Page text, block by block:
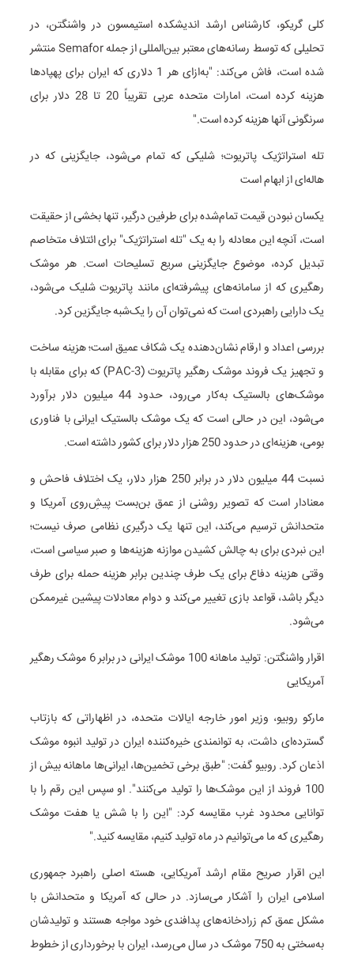
کلی گریکو، کارشناس ارشد اندیشکده استیمسون در واشنگتن، در
تحلیلی که توسط رسانه‌های معتبر بین‌المللی از جمله Semafor منتشر
شده است، فاش می‌کند: "به‌ازای هر 1 دلاری که ایران برای پهپادها
هزینه کرده است، امارات متحده عربی تقریباً 20 تا 28 دلار برای
سرنگونی آنها هزینه کرده است."
تله استراتژیک پاتریوت؛ شلیکی که تمام می‌شود، جایگزینی که در
هاله‌ای از ابهام است
یکسان نبودن قیمت تمام‌شده برای طرفین درگیر، تنها بخشی از حقیقت
است، آنچه این معادله را به یک "تله استراتژیک" برای ائتلاف متخاصم
تبدیل کرده، موضوع جایگزینی سریع تسلیحات است. هر موشک
رهگیری که از سامانه‌های پیشرفته‌ای مانند پاتریوت شلیک می‌شود،
یک دارایی راهبردی است که نمی‌توان آن را یک‌شبه جایگزین کرد.
بررسی اعداد و ارقام نشان‌دهنده یک شکاف عمیق است؛ هزینه ساخت
و تجهیز یک فروند موشک رهگیر پاتریوت (PAC-3) که برای مقابله با
موشک‌های بالستیک به‌کار می‌رود، حدود 44 میلیون دلار برآورد
می‌شود، این در حالی است که یک موشک بالستیک ایرانی با فناوری
بومی، هزینه‌ای در حدود 250 هزار دلار برای کشور داشته است.
نسبت 44 میلیون دلار در برابر 250 هزار دلار، یک اختلاف فاحش و
معنادار است که تصویر روشنی از عمق بن‌بست پیشِ‌روی آمریکا و
متحدانش ترسیم می‌کند، این تنها یک درگیری نظامی صرف نیست؛
این نبردی برای به چالش کشیدن موازنه هزینه‌ها و صبر سیاسی است،
وقتی هزینه دفاع برای یک طرف چندین برابر هزینه حمله برای طرف
دیگر باشد، قواعد بازی تغییر می‌کند و دوام معادلات پیشین غیرممکن
می‌شود.
اقرار واشنگتن: تولید ماهانه 100 موشک ایرانی در برابر 6 موشک رهگیر
آمریکایی
مارکو روبیو، وزیر امور خارجه ایالات متحده، در اظهاراتی که بازتاب
گسترده‌ای داشت، به توانمندی خیره‌کننده ایران در تولید انبوه موشک
اذعان کرد. روبیو گفت: "طبق برخی تخمین‌ها، ایرانی‌ها ماهانه بیش از
100 فروند از این موشک‌ها را تولید می‌کنند". او سپس این رقم را با
توانایی محدود غرب مقایسه کرد: "این را با شش یا هفت موشک
رهگیری که ما می‌توانیم در ماه تولید کنیم، مقایسه کنید."
این اقرار صریح مقام ارشد آمریکایی، هسته اصلی راهبرد جمهوری
اسلامی ایران را آشکار می‌سازد. در حالی که آمریکا و متحدانش با
مشکل عمق کم زرادخانه‌های پدافندی خود مواجه هستند و تولیدشان
به‌سختی به 750 موشک در سال می‌رسد، ایران با برخورداری از خطوط